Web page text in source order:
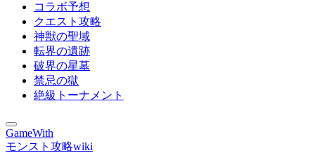
コラボ予想
クエスト攻略
神獣の聖域
転界の遺跡
破界の星墓
禁忌の獄
絶級トーナメント
GameWith
モンスト攻略wiki